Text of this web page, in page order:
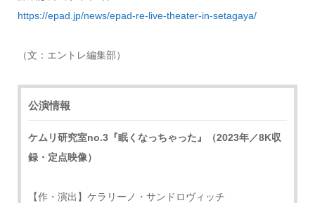
https://epad.jp/news/epad-re-live-theater-in-setagaya/
（文：エントレ編集部）
公演情報
ケムリ研究室no.3『眠くなっちゃった』（2023年／8K収
録・定点映像）
【作・演出】ケラリーノ・サンドロヴィッチ